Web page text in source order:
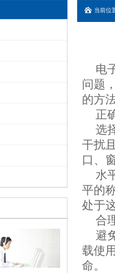
当前位
电
问题
的方
正
选
干扰
口、
水
平的
处于
合
避
载使
命。